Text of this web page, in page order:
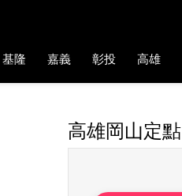
基隆 嘉義 彰投 高雄
高雄岡山定點